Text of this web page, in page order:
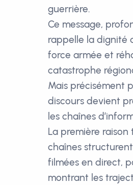
guerrière.
Ce message,
rappelle la dignité
force armée et
catastrophe
Mais précisément
discours devient
les chaînes
La première
chaînes
filmées en direct,
montrant les